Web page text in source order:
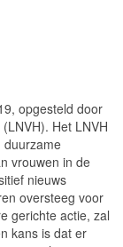
opgesteld door
Het LNVH
duurzame
vrouwen in de
nieuws
oversteeg voor
gerichte actie, zal
kans is dat er